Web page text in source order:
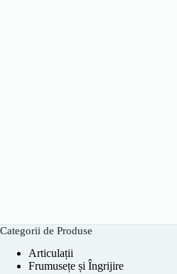
Categorii de Produse
Articulații
Frumusețe și Îngrijire